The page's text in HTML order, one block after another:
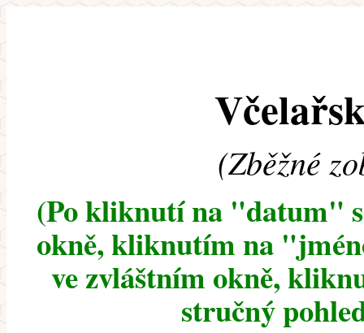
(Zběžné
(Po kliknutí na "datum"
okně, kliknutím na
ve zvláštním okně,
stručný